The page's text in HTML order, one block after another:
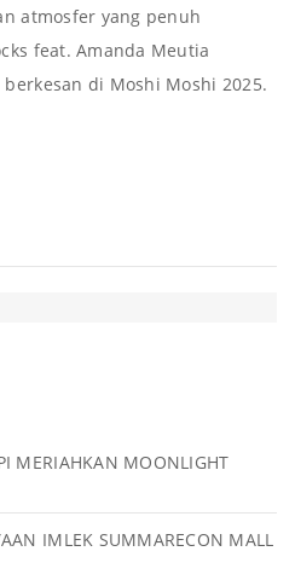
atmosfer yang penuh
feat. Amanda Meutia
di Moshi Moshi 2025.
MERIAHKAN MOONLIGHT
IMLEK SUMMARECON MALL